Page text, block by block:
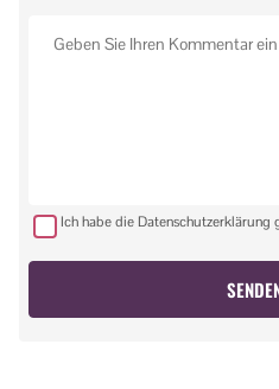
Ich habe die